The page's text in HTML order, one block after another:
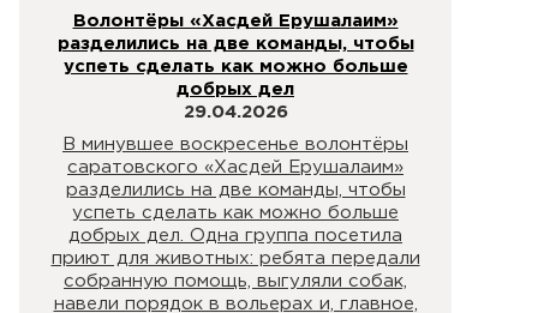
Волонтёры «Хасдей Ерушалаим»
разделились на две команды, чтобы
успеть сделать как можно больше
добрых дел
29.04.2026
В минувшее воскресенье волонтёры
саратовского «Хасдей Ерушалаим»
разделились на две команды, чтобы
успеть сделать как можно больше
добрых дел. Одна группа посетила
приют для животных: ребята передали
собранную помощь, выгуляли собак,
навели порядок в вольерах и, главное,